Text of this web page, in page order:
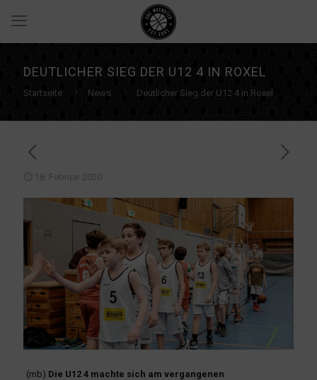
DEUTLICHER SIEG DER U12 4 IN ROXEL
Startseite News Deutlicher Sieg der U12 4 in Roxel
18. Februar 2020
(mb) Die U12 4 machte sich am vergangenen